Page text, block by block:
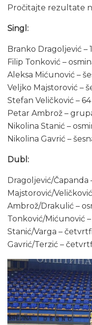
Pročitajte rezultate
Singl:
Branko Dragoljević –
Filip Tonković –
Aleksa Mićunović –
Veljko Majstorović –
Stefan Veličković – 64
Petar Ambrož –
Nikolina Stanić –
Nikolina Gavrić –
Dubl:
Dragoljević/Čapanda
Majstorović/
Ambrož/Drakulić –
Tonković/Mićunović
Stanić/Varga –
Gavrić/Terzić –